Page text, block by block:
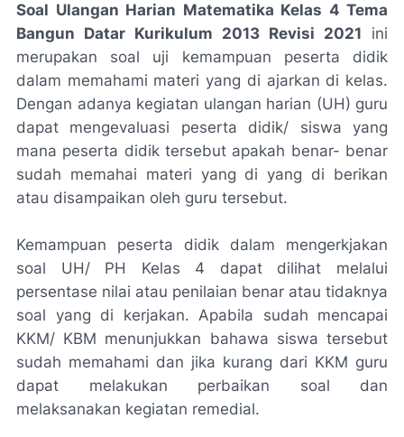
Soal Ulangan Harian Matematika Kelas 4 Tema
Bangun Datar Kurikulum 2013 Revisi 2021 ini
merupakan soal uji kemampuan peserta didik
dalam memahami materi yang di ajarkan di kelas.
Dengan adanya kegiatan ulangan harian (UH) guru
dapat mengevaluasi peserta didik/ siswa yang
mana peserta didik tersebut apakah benar- benar
sudah memahai materi yang di yang di berikan
atau disampaikan oleh guru tersebut.
Kemampuan peserta didik dalam mengerkjakan
soal UH/ PH Kelas 4 dapat dilihat melalui
persentase nilai atau penilaian benar atau tidaknya
soal yang di kerjakan. Apabila sudah mencapai
KKM/ KBM menunjukkan bahawa siswa tersebut
sudah memahami dan jika kurang dari KKM guru
dapat melakukan perbaikan soal dan
melaksanakan kegiatan remedial.